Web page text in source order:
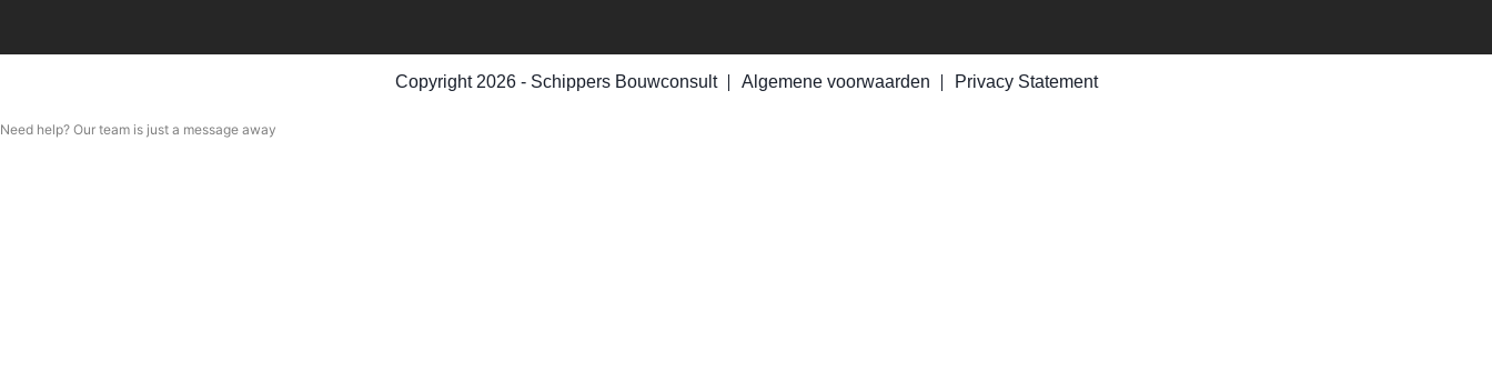
Copyright 2026 - Schippers Bouwconsult Algemene voorwaarden Privacy Statement
Need help? Our team is just a message away